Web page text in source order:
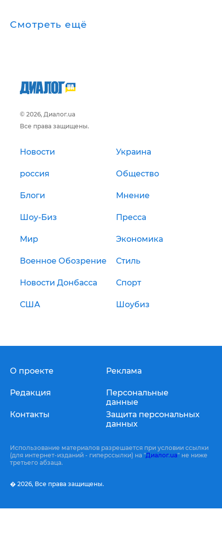
Смотреть ещё
© 2026, Диалог.ua
Все права защищены.
Новости Украина
россия Общество
Блоги Мнение
Шоу-Биз Пресса
Мир Экономика
Военное Обозрение Стиль
Новости Донбасса Спорт
США Шоубиз
О проекте
Редакция
Контакты
Реклама
Персональные
данные
Защита персональных
данных
Использование материалов разрешается при условии ссылки
(для интернет-изданий - гиперссылки) на "Диалог.ua" не ниже
третьего абзаца.
� 2026, Все права защищены.